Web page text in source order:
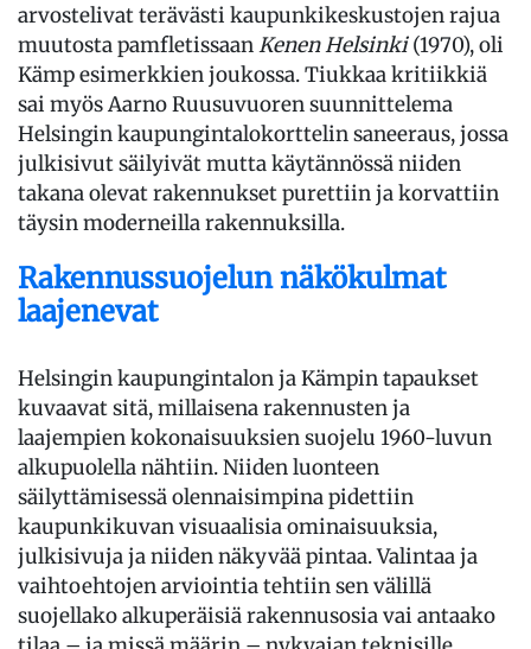
arvostelivat terävästi kaupunkikeskustojen rajua
muutosta pamfletissaanKenen Helsinki(1970), oli
Kämp esimerkkien joukossa. Tiukkaa kritiikkiä
sai myös Aarno Ruusuvuoren suunnittelema
Helsingin kaupungintalokorttelin saneeraus, jossa
julkisivut säilyivät mutta käytännössä niiden
takana olevat rakennukset purettiin ja korvattiin
täysin moderneilla rakennuksilla.
Rakennussuojelun näkökulmat
laajenevat
Helsingin kaupungintalon ja Kämpin tapaukset
kuvaavat sitä, millaisena rakennusten ja
laajempien kokonaisuuksien suojelu 1960-luvun
alkupuolella nähtiin. Niiden luonteen
säilyttämisessä olennaisimpina pidettiin
kaupunkikuvan visuaalisia ominaisuuksia,
julkisivuja ja niiden näkyvää pintaa. Valintaa ja
vaihtoehtojen arviointia tehtiin sen välillä
suojellako alkuperäisiä rakennusosia vai antaako